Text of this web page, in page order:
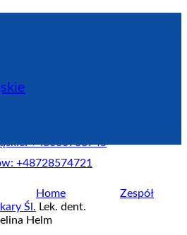
Centrum New-Dent:
+48660733745
+48728574721
Home
Zespół
Śl. Lek. dent.
Helm